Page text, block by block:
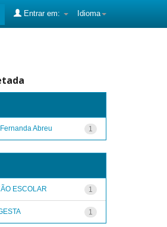
Idioma
Entrar em:
1
Abreu
1
ESCOLAR
1